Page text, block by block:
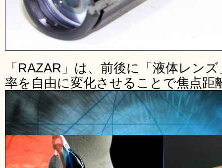
「RAZAR」は、前後に「液体レン
率を自由に変化させることで焦点距